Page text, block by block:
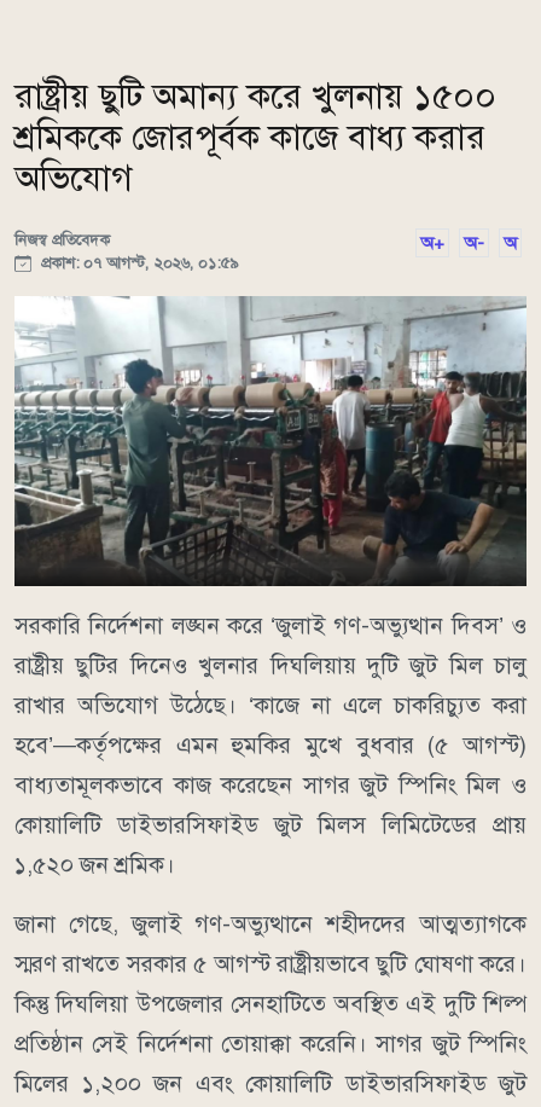
রাষ্ট্রীয় ছুটি অমান্য করে খুলনায় ১৫০০
শ্রমিককে জোরপূর্বক কাজে বাধ্য করার
অভিযোগ
নিজস্ব প্রতিবেদক
প্রকাশ: ০৭ আগস্ট, ২০২৬, ০১:৫৯
অ+ অ- অ
সরকারি নির্দেশনা লঙ্ঘন করে ‘জুলাই গণ-অভ্যুত্থান দিবস’ ও
রাষ্ট্রীয় ছুটির দিনেও খুলনার দিঘলিয়ায় দুটি জুট মিল চালু
রাখার অভিযোগ উঠেছে। ‘কাজে না এলে চাকরিচ্যুত করা
হবে’—কর্তৃপক্ষের এমন হুমকির মুখে বুধবার (৫ আগস্ট)
বাধ্যতামূলকভাবে কাজ করেছেন সাগর জুট স্পিনিং মিল ও
কোয়ালিটি ডাইভারসিফাইড জুট মিলস লিমিটেডের প্রায়
১,৫২০ জন শ্রমিক।
জানা গেছে, জুলাই গণ-অভ্যুত্থানে শহীদদের আত্মত্যাগকে
স্মরণ রাখতে সরকার ৫ আগস্ট রাষ্ট্রীয়ভাবে ছুটি ঘোষণা করে।
কিন্তু দিঘলিয়া উপজেলার সেনহাটিতে অবস্থিত এই দুটি শিল্প
প্রতিষ্ঠান সেই নির্দেশনা তোয়াক্কা করেনি। সাগর জুট স্পিনিং
মিলের ১,২০০ জন এবং কোয়ালিটি ডাইভারসিফাইড জুট